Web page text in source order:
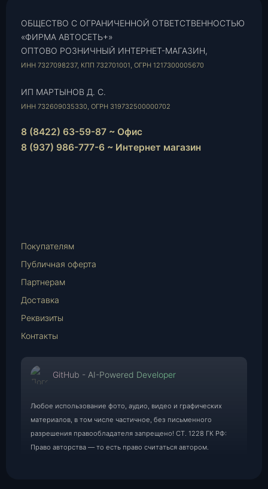
ОБЩЕСТВО С ОГРАНИЧЕННОЙ ОТВЕТСТВЕННОСТЬЮ
«ФИРМА АВТОСЕТЬ+»
ОПТОВО РОЗНИЧНЫЙ ИНТЕРНЕТ-МАГАЗИН,
ИНН 7327098237, КПП 732701001, ОГРН 1217300005670
ИП МАРТЫНОВ Д. С.
ИНН 732609035330, ОГРН 319732500000702
8 (8422) 63-59-87 ~ Офис
8 (937) 986-777-6 ~ Интернет магазин
Mail
Покупателям
Публичная оферта
Партнерам
Доставка
Реквизиты
Контакты
GitHub - AI-Powered Developer
Любое использование фото, аудио, видео и графических
материалов, в том числе частичное, без письменного
разрешения правообладателя запрещено! СТ. 1228 ГК РФ:
Право авторства — то есть право считаться автором.